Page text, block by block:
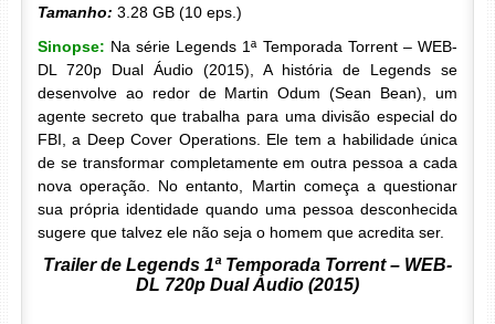
Tamanho: 3.28 GB (10 eps.)
Sinopse: Na série Legends 1ª Temporada Torrent – WEB-
DL 720p Dual Áudio (2015), A história de Legends se
desenvolve ao redor de Martin Odum (Sean Bean), um
agente secreto que trabalha para uma divisão especial do
FBI, a Deep Cover Operations. Ele tem a habilidade única
de se transformar completamente em outra pessoa a cada
nova operação. No entanto, Martin começa a questionar
sua própria identidade quando uma pessoa desconhecida
sugere que talvez ele não seja o homem que acredita ser.
Trailer de Legends 1ª Temporada Torrent – WEB-
DL 720p Dual Áudio (2015)